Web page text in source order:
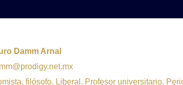
Damm Arnal
filósofo. Liberal. Profesor universitario.